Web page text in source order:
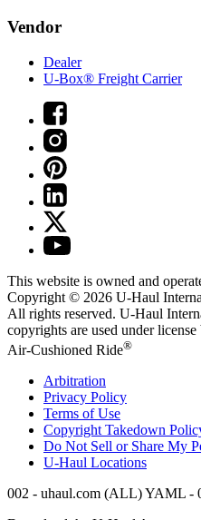
Vendor
Dealer
U-Box® Freight Carrier
This website is owned and
Copyright © 2026 U-Haul
All rights reserved. U-Haul
copyrights are used under
Air-Cushioned Ride®
Arbitration
Privacy Policy
Terms of Use
Copyright Takedown
Do Not Sell or Share My
U-Haul Locations
002 - uhaul.com (ALL) YAML -